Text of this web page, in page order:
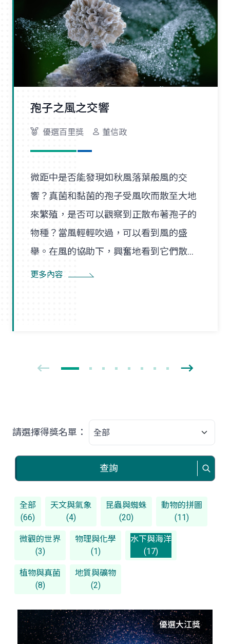
孢子之風之交響
優選百里獎 董信政
微距中是否能發現如秋風落葉般風的交
響？真菌和黏菌的孢子受風吹而散至大地
來繁殖，是否可以觀察到正散布著孢子的
物種？當風輕輕吹過，可以看到風的盛
舉。在風的協助下，興奮地看到它們散播
孢子的盛況，在精彩過程中也看到了風的
更多內容
請選擇得獎名單：
查詢
全部
(66)
天文與氣象
(4)
昆蟲與蜘蛛
(20)
動物的拼圖
(11)
微觀的世界
(3)
物理與化學
(1)
水下與海洋
(17)
植物與真菌
(8)
地質與礦物
(2)
優選大江獎